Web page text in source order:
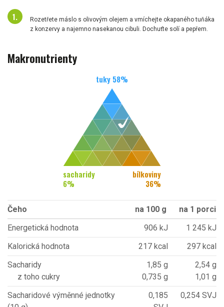
Rozetřete máslo s olivovým olejem a vmíchejte okapaného tuňáka
z konzervy a najemno nasekanou cibuli. Dochuťte solí a pepřem.
Makronutrienty
tuky 58%
sacharidy
6%
bílkoviny
36%
Čeho na 100 g
na 1 porci
Energetická hodnota
906 kJ
1 245 kJ
Kalorická hodnota
217 kcal
297 kcal
Sacharidy
z toho cukry
1,85 g
0,735 g
2,54 g
1,01 g
Sacharidové výměnné jednotky
0,185
0,254 SVJ